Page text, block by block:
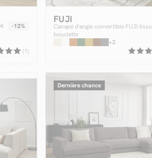
-12%
(1)
FUJI
Canapé d'angle convertible FUJI tissu
bouclette
+2
Dernière chance